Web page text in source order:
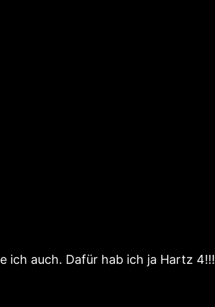
ich auch. Dafür hab ich ja Hartz 4!!!